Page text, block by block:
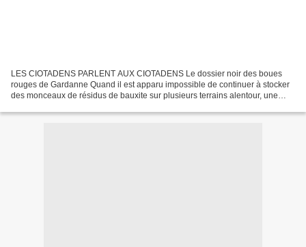
LES CIOTADENS PARLENT AUX CIOTADENS Le dossier noir des boues
rouges de Gardanne Quand il est apparu impossible de continuer à stocker
des monceaux de résidus de bauxite sur plusieurs terrains alentour, une